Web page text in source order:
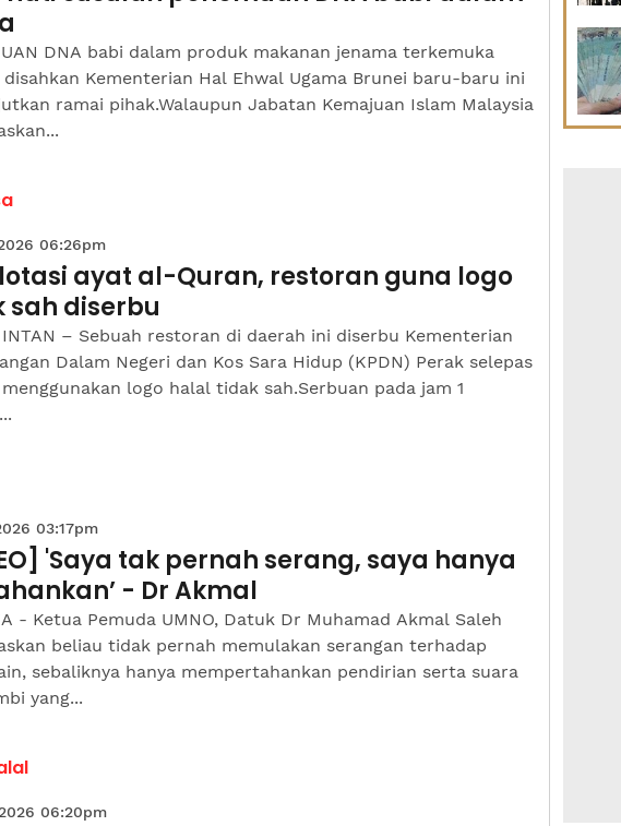
DNA babi dalam produk makanan jenama terkemuka
Kementerian Hal Ehwal Ugama Brunei baru-baru ini
ramai pihak.Walaupun Jabatan Kemajuan Islam Malaysia
06:26pm
ayat al-Quran, restoran guna logo
sah diserbu
INTAN – Sebuah restoran di daerah ini diserbu Kementerian
Dalam Negeri dan Kos Sara Hidup (KPDN) Perak selepas
logo halal tidak sah.Serbuan pada jam 1
03:17pm
'Saya tak pernah serang, saya hanya
- Dr Akmal
- Ketua Pemuda UMNO, Datuk Dr Muhamad Akmal Saleh
beliau tidak pernah memulakan serangan terhadap
sebaliknya hanya mempertahankan pendirian serta suara
yang...
06:20pm